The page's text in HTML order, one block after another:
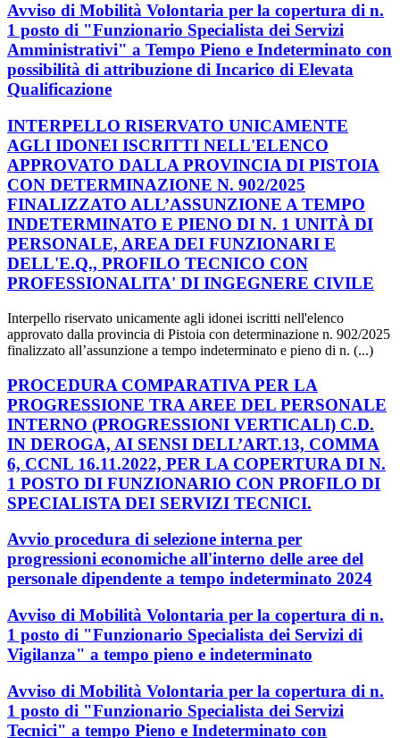
Avviso di Mobilità Volontaria per la copertura di n.
1 posto di "Funzionario Specialista dei Servizi
Amministrativi" a Tempo Pieno e Indeterminato con
possibilità di attribuzione di Incarico di Elevata
Qualificazione
INTERPELLO RISERVATO UNICAMENTE
AGLI IDONEI ISCRITTI NELL'ELENCO
APPROVATO DALLA PROVINCIA DI PISTOIA
CON DETERMINAZIONE N. 902/2025
FINALIZZATO ALL’ASSUNZIONE A TEMPO
INDETERMINATO E PIENO DI N. 1 UNITÀ DI
PERSONALE, AREA DEI FUNZIONARI E
DELL'E.Q., PROFILO TECNICO CON
PROFESSIONALITA' DI INGEGNERE CIVILE
Interpello riservato unicamente agli idonei iscritti nell'elenco
approvato dalla provincia di Pistoia con determinazione n. 902/2025
finalizzato all’assunzione a tempo indeterminato e pieno di n. (...)
PROCEDURA COMPARATIVA PER LA
PROGRESSIONE TRA AREE DEL PERSONALE
INTERNO (PROGRESSIONI VERTICALI) C.D.
IN DEROGA, AI SENSI DELL’ART.13, COMMA
6, CCNL 16.11.2022, PER LA COPERTURA DI N.
1 POSTO DI FUNZIONARIO CON PROFILO DI
SPECIALISTA DEI SERVIZI TECNICI.
Avvio procedura di selezione interna per
progressioni economiche all'interno delle aree del
personale dipendente a tempo indeterminato 2024
Avviso di Mobilità Volontaria per la copertura di n.
1 posto di "Funzionario Specialista dei Servizi di
Vigilanza" a tempo pieno e indeterminato
Avviso di Mobilità Volontaria per la copertura di n.
1 posto di "Funzionario Specialista dei Servizi
Tecnici" a tempo Pieno e Indeterminato con